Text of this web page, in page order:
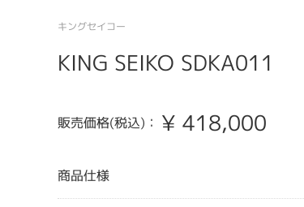
キングセイコー
KING SEIKO SDKA011
販売価格(税込)： ¥418,000
商品仕様